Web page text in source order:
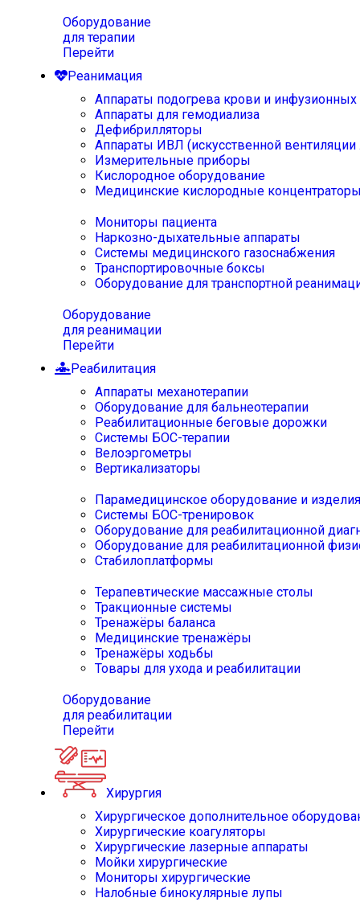
Оборудование
для терапии
Перейти
Реанимация
Аппараты подогрева крови и инфузионных
Аппараты для гемодиализа
Дефибрилляторы
Аппараты ИВЛ (искусственной вентиляции
Измерительные приборы
Кислородное оборудование
Медицинские кислородные
Мониторы пациента
Наркозно-дыхательные аппараты
Системы медицинского газоснабжения
Транспортировочные боксы
Оборудование для транспортной
Оборудование
для реанимации
Перейти
Реабилитация
Аппараты механотерапии
Оборудование для бальнеотерапии
Реабилитационные беговые дорожки
Системы БОС-терапии
Велоэргометры
Вертикализаторы
Парамедицинское оборудование и изделия
Системы БОС-тренировок
Оборудование для реабилитационной
Оборудование для реабилитационной
Стабилоплатформы
Терапевтические массажные столы
Тракционные системы
Тренажёры баланса
Медицинские тренажёры
Тренажёры ходьбы
Товары для ухода и реабилитации
Оборудование
для реабилитации
Перейти
Хирургия
Хирургическое дополнительное
Хирургические коагуляторы
Хирургические лазерные аппараты
Мойки хирургические
Мониторы хирургические
Налобные бинокулярные лупы